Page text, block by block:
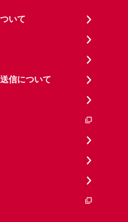
いて
信について